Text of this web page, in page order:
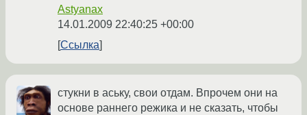
Astyanax
14.01.2009 22:40:25 +00:00
Ссылка
стукни в аську, свои отдам. Впрочем они на
основе раннего режика и не сказать, чтобы